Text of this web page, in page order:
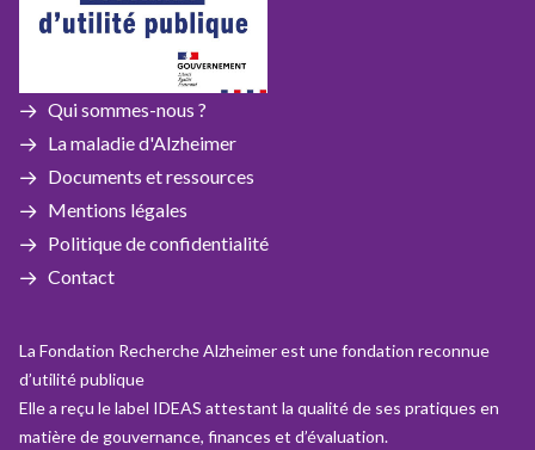
Qui sommes-nous ?
La maladie d'Alzheimer
Documents et ressources
Mentions légales
Politique de confidentialité
Contact
La Fondation Recherche Alzheimer est une fondation reconnue
d’utilité publique
Elle a reçu le label IDEAS attestant la qualité de ses pratiques en
matière de gouvernance, finances et d’évaluation.